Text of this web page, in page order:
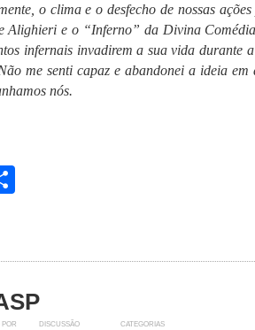
o clima e o desfecho de nossas
e o “Inferno” da Divina
infernais invadirem a sua vida durante
me senti capaz e abandonei a ideia em
nós.
POR DISCUSSÃO CATEGORIAS